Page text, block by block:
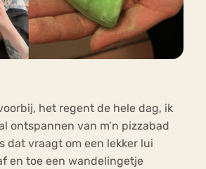
het regent de hele dag, ik
ontspannen van m’n pizzabad
dat vraagt om een lekker lui
en toe een wandelingetje